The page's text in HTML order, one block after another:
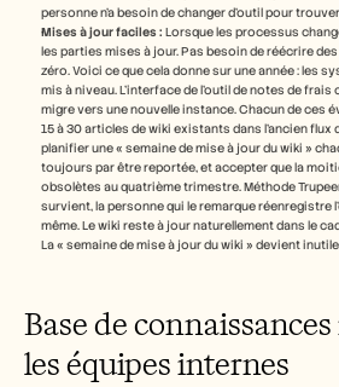
personne n'a besoin de changer d'outil pour
Mises à jour faciles : Lorsque les processus
les parties mises à jour. Pas besoin de réécrire
zéro. Voici ce que cela donne sur une année : les
mis à niveau. L'interface de l'outil de notes de frais
migre vers une nouvelle instance. Chacun de ces
15 à 30 articles de wiki existants dans l'ancien flux
planifier une « semaine de mise à jour du wiki »
toujours par être reportée, et accepter que la
obsolètes au quatrième trimestre. Méthode
survient, la personne qui le remarque réenregistre
même. Le wiki reste à jour naturellement dans le
La « semaine de mise à jour du wiki » devient
Base de
les équipes internes